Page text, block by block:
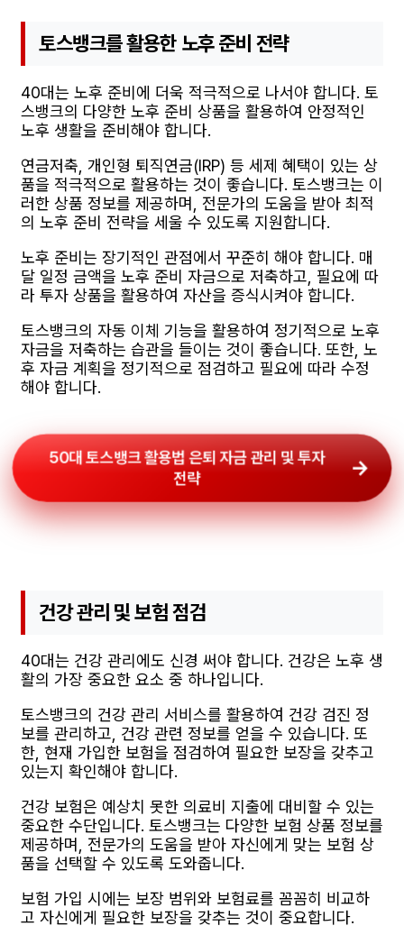
토스뱅크를 활용한 노후 준비 전략
40대는 노후 준비에 더욱 적극적으로 나서야 합니다. 토
스뱅크의 다양한 노후 준비 상품을 활용하여 안정적인
노후 생활을 준비해야 합니다.
연금저축, 개인형 퇴직연금(IRP) 등 세제 혜택이 있는 상
품을 적극적으로 활용하는 것이 좋습니다. 토스뱅크는 이
러한 상품 정보를 제공하며, 전문가의 도움을 받아 최적
의 노후 준비 전략을 세울 수 있도록 지원합니다.
노후 준비는 장기적인 관점에서 꾸준히 해야 합니다. 매
달 일정 금액을 노후 준비 자금으로 저축하고, 필요에 따
라 투자 상품을 활용하여 자산을 증식시켜야 합니다.
토스뱅크의 자동 이체 기능을 활용하여 정기적으로 노후
자금을 저축하는 습관을 들이는 것이 좋습니다. 또한, 노
후 자금 계획을 정기적으로 점검하고 필요에 따라 수정
해야 합니다.
50대 토스뱅크 활용법 은퇴 자금 관리 및 투자
전략
건강 관리 및 보험 점검
40대는 건강 관리에도 신경 써야 합니다. 건강은 노후 생
활의 가장 중요한 요소 중 하나입니다.
토스뱅크의 건강 관리 서비스를 활용하여 건강 검진 정
보를 관리하고, 건강 관련 정보를 얻을 수 있습니다. 또
한, 현재 가입한 보험을 점검하여 필요한 보장을 갖추고
있는지 확인해야 합니다.
건강 보험은 예상치 못한 의료비 지출에 대비할 수 있는
중요한 수단입니다. 토스뱅크는 다양한 보험 상품 정보를
제공하며, 전문가의 도움을 받아 자신에게 맞는 보험 상
품을 선택할 수 있도록 도와줍니다.
보험 가입 시에는 보장 범위와 보험료를 꼼꼼히 비교하
고 자신에게 필요한 보장을 갖추는 것이 중요합니다.